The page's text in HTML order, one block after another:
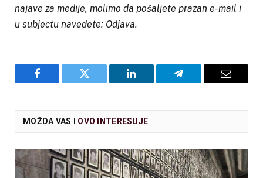
najave za medije, molimo da pošaljete prazan e-mail i
u subjectu navedete: Odjava.
Facebook Twitter LinkedIn Telegram Email
MOŽDA VAS I OVO INTERESUJE